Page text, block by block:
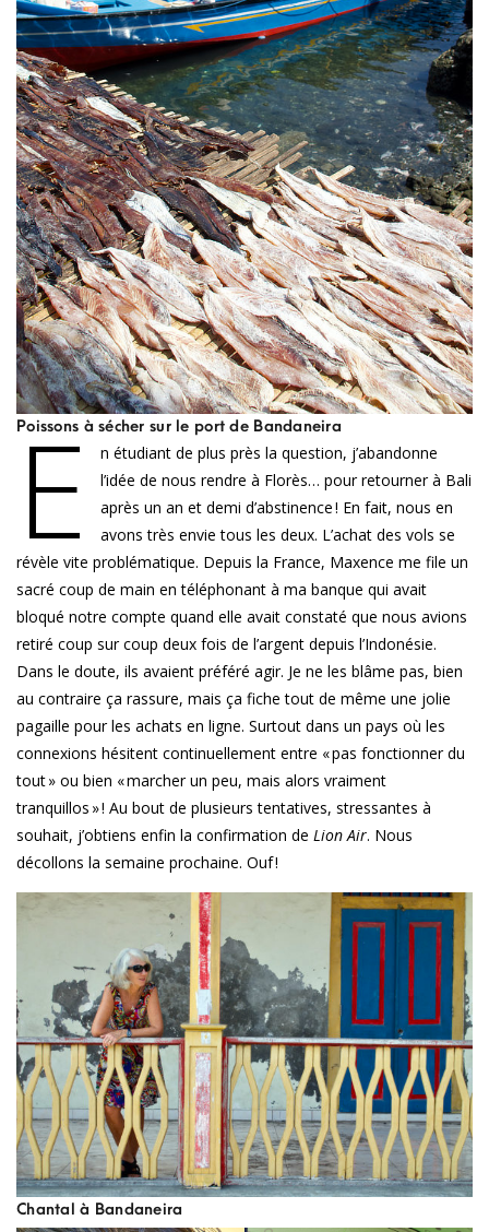
Poissons à sécher sur le port de Bandaneira
E
n étudiant de plus près la question, j’abandonne
l’idée de nous rendre à Florès… pour retourner à Bali
après un an et demi d’abstinence ! En fait, nous en
avons très envie tous les deux. L’achat des vols se
révèle vite problématique. Depuis la France, Maxence me file un
sacré coup de main en téléphonant à ma banque qui avait
bloqué notre compte quand elle avait constaté que nous avions
retiré coup sur coup deux fois de l’argent depuis l’Indonésie.
Dans le doute, ils avaient préféré agir. Je ne les blâme pas, bien
au contraire ça rassure, mais ça fiche tout de même une jolie
pagaille pour les achats en ligne. Surtout dans un pays où les
connexions hésitent continuellement entre « pas fonctionner du
tout » ou bien « marcher un peu, mais alors vraiment
tranquillos » ! Au bout de plusieurs tentatives, stressantes à
souhait, j’obtiens enfin la confirmation de Lion Air. Nous
décollons la semaine prochaine. Ouf !
Chantal à Bandaneira